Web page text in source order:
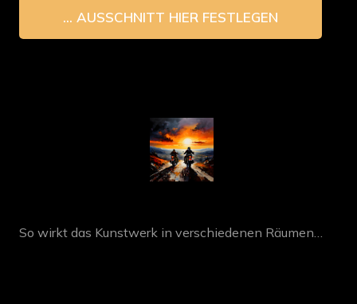
So wirkt das Kunstwerk in verschiedenen Räumen…